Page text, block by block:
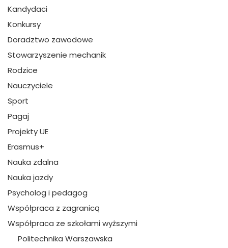
Kandydaci
Konkursy
Doradztwo zawodowe
Stowarzyszenie mechanik
Rodzice
Nauczyciele
Sport
Pagaj
Projekty UE
Erasmus+
Nauka zdalna
Nauka jazdy
Psycholog i pedagog
Współpraca z zagranicą
Współpraca ze szkołami wyższymi
Politechnika Warszawska